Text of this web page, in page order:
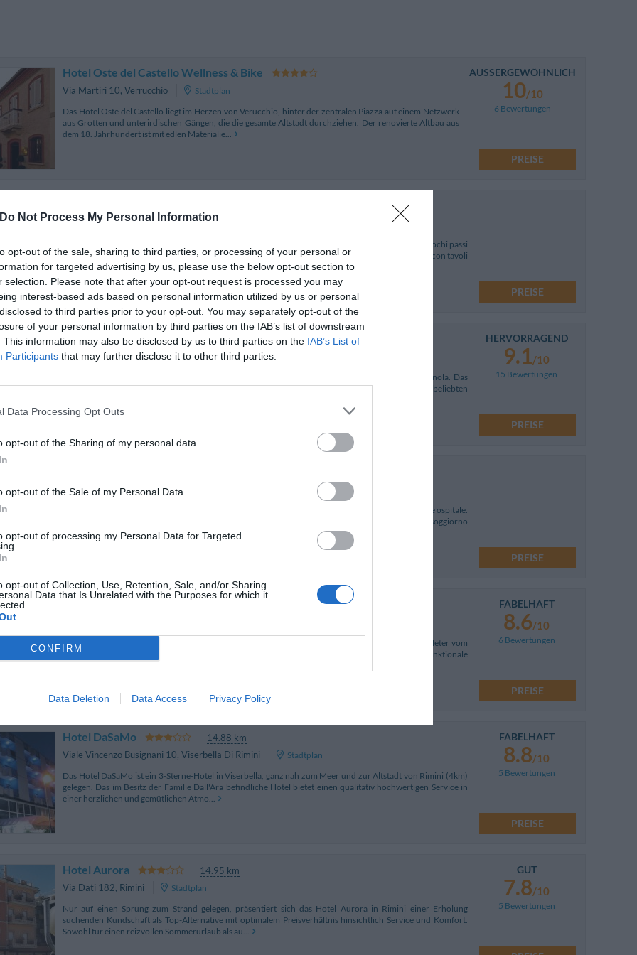
Do Not Process My Personal Information
opt-out of the sale, sharing to third parties, or processing of your personal or
for targeted advertising by us, please use the below opt-out section to
selection. Please note that after your opt-out request is processed you may
interest-based ads based on personal information utilized by us or personal
to third parties prior to your opt-out. You may separately opt-out of the
of your personal information by third parties on the IAB’s list of downstream
This information may also be disclosed by us to third parties on the IAB’s List of
Participants that may further disclose it to other third parties.
Data Processing Opt Outs
opt-out of the Sharing of my personal data.
opt-out of the Sale of my Personal Data.
opt-out of processing my Personal Data for Targeted
opt-out of Collection, Use, Retention, Sale, and/or Sharing
Data that Is Unrelated with the Purposes for which it
CONFIRM
Data Deletion Data Access Privacy Policy
Hotel Oste del Castello Wellness & Bike
Via Martiri 10, Verrucchio
Stadtplan
Das Hotel Oste del Castello liegt im Herzen von Verucchio, hinter der zentralen Piazza auf einem Netzwerk
aus Grotten und unterirdischen Gängen, die die gesamte Altstadt durchziehen. Der renovierte Altbau aus
dem 18. Jahrhundert ist mit edlen Materialie...
AUSSERGEWÖHNLICH
10/10
6 Bewertungen
PREISE
Via Del Serrone 17,Murata
Stadtplan
Hotel Silvana è un accogliente hotel a conduzione familiare situato nella parte alta di San Marino, a pochi passi
dal centro della storica Repubblica. Il comodo Ristorante interno, la pizzeria e il giardino attrezzato con tavoli
e ombrelloni (solo durant...
PREISE
Hotel Amba
14.87 km
Lungomare Toscanelli 148, Rimini
Stadtplan
Das Hotel Amba liegt an der Küstenstraße von Viserba im Herzen der berühmten Riviera Romagnola. Das
Haus ist der ideale Ort für einen entspannten Urlaubsaufenthalt am Meer oder Ausflüge zu den beliebten
HERVORRAGEND
9.1/10
15 Bewertungen
PREISE
Via Avisio 15, Rimini
Stadtplan
L'Hotel Busignani si trova vicino alla Nuova Darsena di Rimini, a Rivabella, in un contesto tranquillo e ospitale.
Le zone comuni, le camere, il caffè bistrot e il ristorante sono concepiti appositamente per offrire un soggiorno
confortevole e sereno, do...
PREISE
Das Hotel Moderno bietet eine optimale Lage im Panorama von Rimini, liegt es doch nur ein paar Meter vom
Bahnhof und den Bushaltestellen zum Zentrum entfernt. Unsere Zimmer sind auf einfache und funktionale
FABELHAFT
8.6/10
6 Bewertungen
PREISE
Hotel DaSaMo
14.88 km
Viale Vincenzo Busignani 10, Viserbella Di Rimini
Stadtplan
Das Hotel DaSaMo ist ein 3-Sterne-Hotel in Viserbella, ganz nah zum Meer und zur Altstadt von Rimini (4km)
gelegen. Das im Besitz der Familie Dall'Ara befindliche Hotel bietet einen qualitativ hochwertigen Service in
einer herzlichen und gemütlichen Atmo...
FABELHAFT
8.8/10
5 Bewertungen
PREISE
Hotel Aurora
14.95 km
Via Dati 182, Rimini
Stadtplan
Nur auf einen Sprung zum Strand gelegen, präsentiert sich das Hotel Aurora in Rimini einer Erholung
suchenden Kundschaft als Top-Alternative mit optimalem Preisverhältnis hinsichtlich Service und Komfort.
Sowohl für einen reizvollen Sommerurlaub als au...
GUT
7.8/10
5 Bewertungen